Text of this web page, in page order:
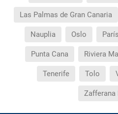
Las Palmas de Gran Canaria
Nauplia Oslo París
Punta Cana Riviera
Tenerife Tolo
Zafferana